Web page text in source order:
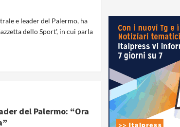
e leader del Palermo, ha
dello Sport', in cui parla
del Palermo: “Ora